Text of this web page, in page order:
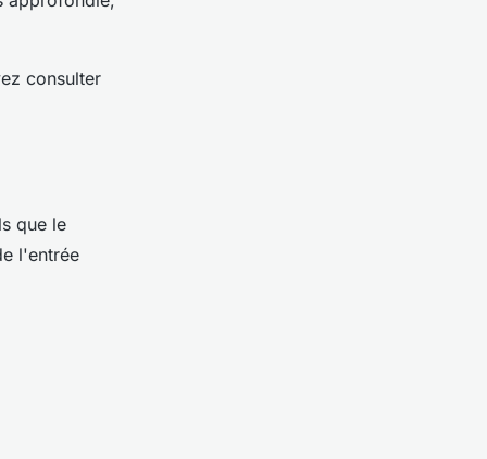
consulter
que le
l'entrée